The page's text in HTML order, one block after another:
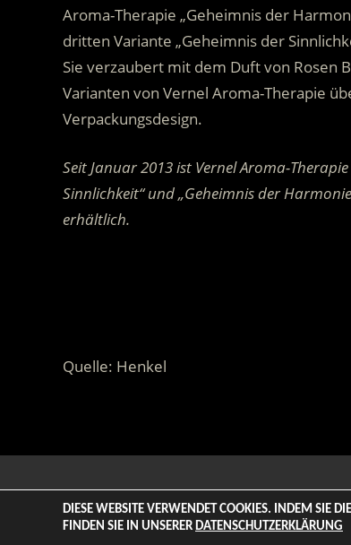
Aroma-Therapie „Geheimnis der
dritten Variante „Geheimnis der
Sie verzaubert mit dem Duft von Rosen
Varianten von Vernel Aroma-Therapie
Verpackungsdesign.
Seit Januar 2013 ist Vernel Aroma-
Sinnlichkeit“ und „Geheimnis der
erhältlich.
Quelle: Henkel
© 2026 ENTERTAINMENT BASE – Life & Style
DIESE WEBSITE VERWENDET COOKIES. INDEM SIE
FINDEN SIE IN UNSERER DATENSCHUTZERKLÄRUNG